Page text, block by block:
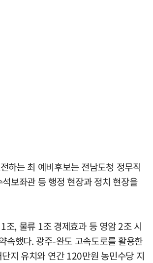
하는 최 예비후보는 전남도청 정무직
보좌관 등 행정 현장과 정치 현장을
조, 물류 1조 경제효과 등 영암 2조 시
속했다. 광주-완도 고속도로를 활용한
지 유치와 연간 120만원 농민수당 지